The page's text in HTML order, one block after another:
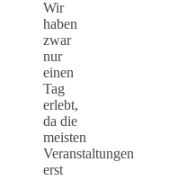
Wir
haben
zwar
nur
einen
Tag
erlebt,
da die
meisten
Veranstaltungen
erst